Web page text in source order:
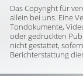
Das Copyright für
allein bei uns. Eine
Tondokumente,
oder gedruckten
nicht gestattet,
Berichterstattung